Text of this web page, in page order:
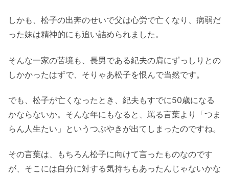
しかも、松子の出奔のせいで父は心労で亡くなり、病弱だ
った妹は精神的にも追い詰められました。
そんな一家の苦境も、長男である紀夫の肩にずっしりとの
しかかったはずで、そりゃあ松子を恨んで当然です。
でも、松子が亡くなったとき、紀夫もすでに50歳になる
かならないか。そんな年にもなると、罵る言葉より「つま
らん人生たい」というつぶやきが出てしまったのですね。
その言葉は、もちろん松子に向けて言ったものなのです
が、そこには自分に対する気持ちもあったんじゃないかな